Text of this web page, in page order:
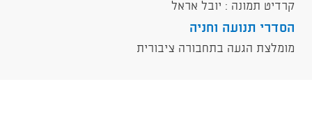
קרדיט תמונה : יובל אראל
הסדרי תנועה וחניה
מומלצת הגעה בתחבורה ציבורית